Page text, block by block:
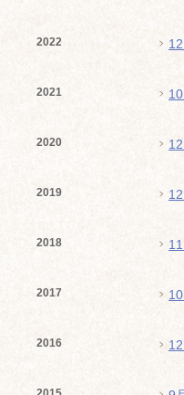
2022
2021
2020
2019
2018
2017
2016